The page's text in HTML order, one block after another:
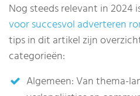
Nog steeds relevant in 2024
voor succesvol adverteren
tips in dit artikel zijn
categorieën:
Algemeen: Van thema-